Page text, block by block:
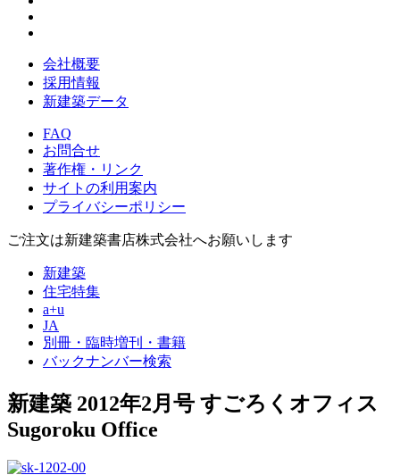
会社概要
採用情報
新建築データ
FAQ
お問合せ
著作権・リンク
サイトの利用案内
プライバシーポリシー
ご注文は新建築書店株式会社へお願いします
新建築
住宅特集
a+u
JA
別冊・臨時増刊・書籍
バックナンバー検索
新建築 2012年2月号 すごろくオフィス
Sugoroku Office